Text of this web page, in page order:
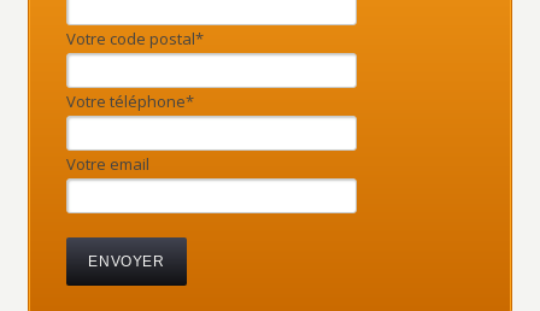
Votre code postal*
Votre téléphone*
Votre email